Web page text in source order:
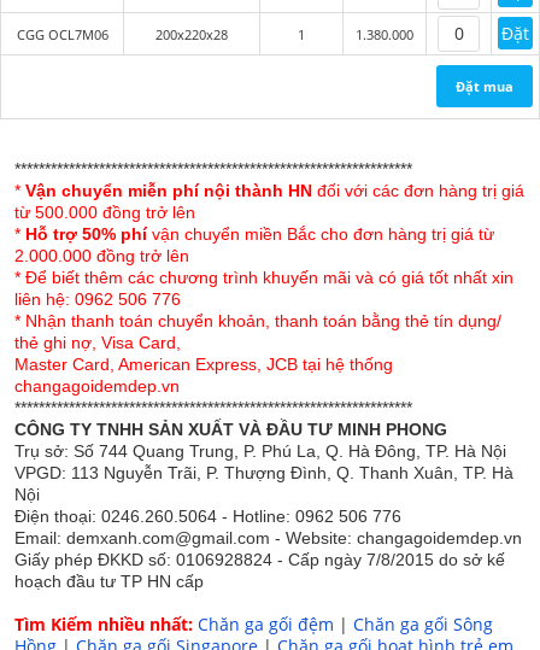
Nếu mùa hè bộ chăn ga gối Olympia cotton lụa sẽ đem
tới cho bạn sự thoáng mát với khả năng thấm hút mồ hôi
tốt. Thì trong mùa đông, lại có khả năng giữ nhiệt cực tốt
mà không hề gây khó chịu hay bí bách. Đây chính là điểm
này. Đặc biệt chất vải còn có khả năng chống tĩnh điện
khi sử dụng trong mùa đông.
Không chỉ thoáng mát khi sử dụng mà bộ chăn ga gối
Olympia cotton lụa còn có vẻ ngoài đẹp mắt. Bề mặt của
vải luôn bóng mượt, mềm mịn, được in màu công nghệ
cao không bai, xù khi sử dụng.
- Chăn ga gối Olympia cotton lụa 7 món đa dạng về màu
sắc như: màu đỏ, màu xanh, màu be, màu ghi...với kết
cấu 7 món đồng nhất về màu sắc bộ sản phẩm giúp
mang đến cho phòng ngủ của bạn phong cách chuẩn của
khách sạn 5 sao thật sang trọng và hiện đại
- Kich thước đa dạng cho mọi thiết kế giường với các độ
dày đệm khác nhau vẫn sử dụng được
CGG OCL7M06 200x220x28 1 1.380.000 Đặt
Đặt mua
******************************************************************
* Vận chuyển miễn phí nội thành HN đối với các đơn hàng trị giá
từ 500.000 đồng trở lên
* Hỗ trợ 50% phívận chuyển miền Bắc cho đơn hàng trị giá từ
2.000.000 đồng trở lên
* Để biết thêm các chương trình khuyến mãi và có giá tốt nhất xin
liên hệ: 0962 506 776
* Nhận thanh toán chuyển khoản, thanh toán bằng thẻ tín dụng/
thẻ ghi nợ, Visa Card,
Master Card, American Express, JCB tại hệ thống
changagoidemdep.vn
******************************************************************
CÔNG TY TNHH SẢN XUẤT VÀ ĐẦU TƯ MINH PHONG
Trụ sở: Số 744 Quang Trung, P. Phú La, Q. Hà Đông, TP. Hà Nội
VPGD: 113 Nguyễn Trãi, P. Thượng Đình, Q. Thanh Xuân, TP. Hà
Nội
Điện thoại: 0246.260.5064 - Hotline: 0962 506 776
Email: demxanh.com@gmail.com - Website: changagoidemdep.vn
Giấy phép ĐKKD số: 0106928824 - Cấp ngày 7/8/2015 do sở kế
hoạch đầu tư TP HN cấp
Tìm Kiếm nhiều nhất: Chăn ga gối đệm | Chăn ga gối Sông